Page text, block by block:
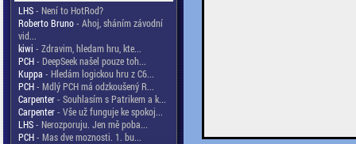
LHS- Není to HotRod?
Roberto Bruno- Ahoj, sháním závodní
vid...
kiwi - Zdravim, hledam hru, kte...
PCH- DeepSeek našel pouze toh...
Kuppa - Hledám logickou hru z C6...
PCH- Mdlý PCH má odzkoušený R...
Carpenter- Souhlasím s Patrikem a k...
Carpenter- Vše už funguje ke spokoj...
LHS- Nerozporuju. Jen mě poba...
PCH- Mas dve moznosti. 1. bu...